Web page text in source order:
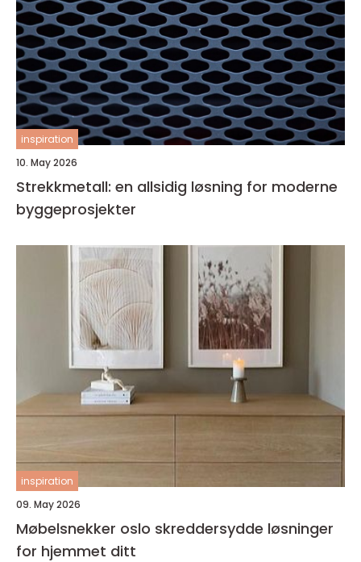
inspiration
10. May 2026
Strekkmetall: en allsidig løsning for moderne
byggeprosjekter
inspiration
09. May 2026
Møbelsnekker oslo skreddersydde løsninger
for hjemmet ditt